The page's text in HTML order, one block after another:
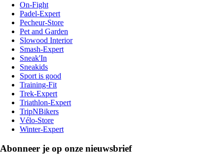
On-Fight
Padel-Expert
Pecheur-Store
Pet and Garden
Slowood Interior
Smash-Expert
Sneak'In
Sneakids
Sport is good
Training-Fit
Trek-Expert
Triathlon-Expert
TripNBikers
Vélo-Store
Winter-Expert
Abonneer je op onze nieuwsbrief